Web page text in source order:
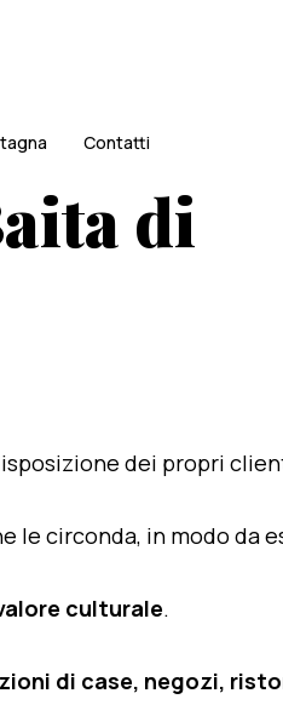
Contatti
di
dei propri
le circonda, in modo da
culturale.
di case, negozi,